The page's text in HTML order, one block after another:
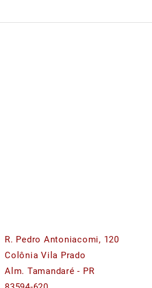
R. Pedro Antoniacomi, 120
Colônia Vila Prado
Alm. Tamandaré - PR